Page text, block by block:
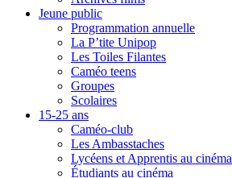
Jeune public
Programmation annuelle
La P’tite Unipop
Les Toiles Filantes
Caméo teens
Groupes
Scolaires
15-25 ans
Caméo-club
Les Ambasstaches
Lycéens et Apprentis au cinéma
Étudiants au cinéma